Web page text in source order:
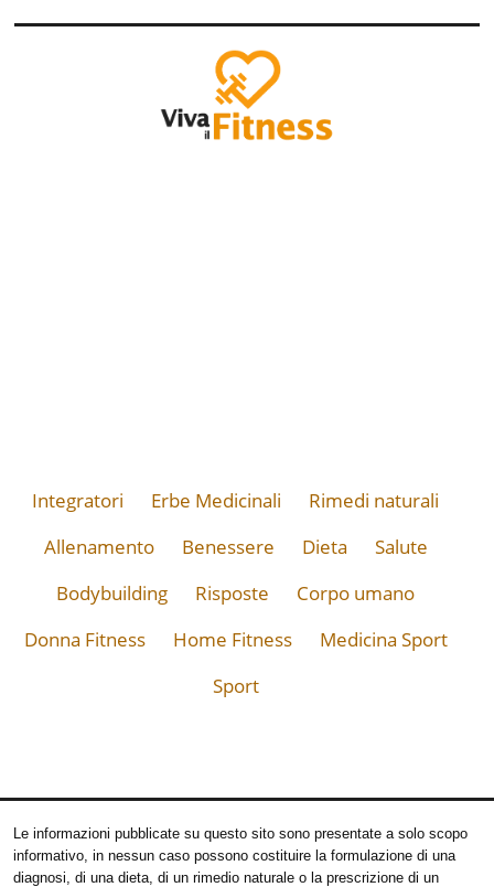
Integratori Erbe Medicinali
Rimedi naturali
Allenamento
Benessere Dieta
Salute
Bodybuilding
Risposte
Corpo umano
Donna Fitness
Home Fitness
Medicina Sport
Sport
Le informazioni pubblicate su questo sito sono presentate a solo scopo
informativo, in nessun caso possono costituire la formulazione di una
diagnosi, di una dieta, di un rimedio naturale o la prescrizione di un